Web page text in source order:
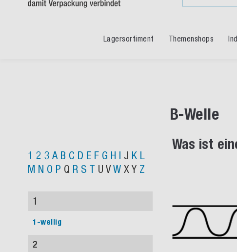
Lagersortiment Themenshops
B-Welle
Was ist
1 2 3 A B C D E F G H I J K L
M N O P Q R S T U VW XY Z
1
1-wellig
2